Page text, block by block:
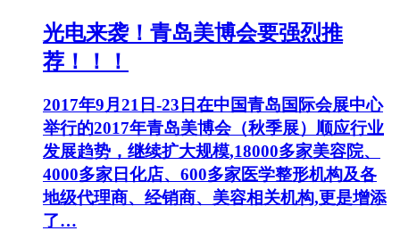
光电来袭！青岛美博会要强烈推
荐！！！
2017年9月21日-23日在中国青岛国际会展中心
举行的2017年青岛美博会（秋季展）顺应行业
发展趋势，继续扩大规模,18000多家美容院、
4000多家日化店、600多家医学整形机构及各
地级代理商、经销商、美容相关机构,更是增添
了…